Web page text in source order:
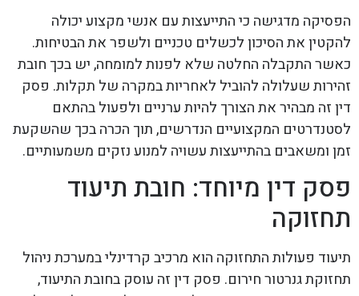
הפסיקה מדגישה כי התייעצות עם אנשי מקצוע יכולה
להקטין את הסיכון לכשלים טכניים ולשפר את הבטיחות.
כאשר התקבלה החלטה שלא לפנות למומחה, יש בכך חובת
זהירות שעלולה להוביל לאחריות במקרה של תקלות. פסק
דין זה מבהיר את הצורך להיות ערניים ולפעול בהתאם
לסטנדרטים המקצועיים הנדרשים, תוך הכרה בכך שהשקעת
זמן ומשאבים בהתייעצות עשויה למנוע נזקים משמעותיים.
פסק דין מיוחד: חובת תיעוד
תחזוקה
תיעוד פעולות התחזוקה הוא מרכיב קרדינלי במערכת ניהול
תחזוקת גנרטור חירום. פסק דין זה עוסק בחובת התיעוד,